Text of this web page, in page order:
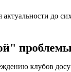
до
клубов